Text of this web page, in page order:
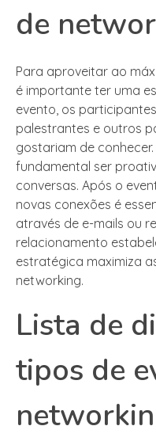
de
Para aproveitar ao
é importante ter uma
evento, os
palestrantes e outros
gostariam de
fundamental ser
conversas. Após o
novas conexões é
através de e-mails ou
relacionamento
estratégica maximiza
networking.
Lista de
tipos de